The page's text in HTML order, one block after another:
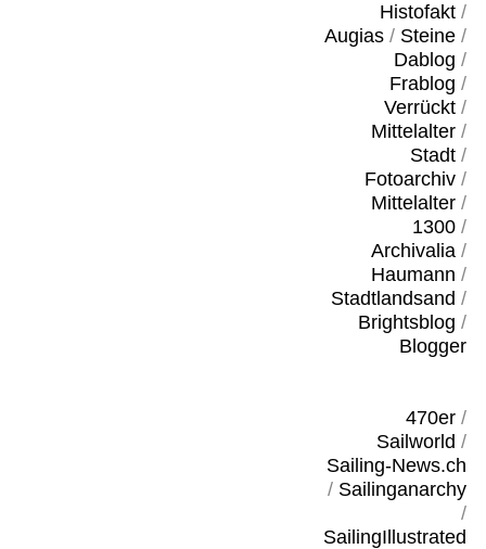
Histofakt/
Augias/ Steine/
Dablog /
Frablog /
Verrückt/
Mittelalter/
Stadt/
Fotoarchiv/
Mittelalter/
1300/
Archivalia/
Haumann /
Stadtlandsand /
Brightsblog /
Blogger
470er/
Sailworld /
Sailing-News.ch
/ Sailinganarchy
/
SailingIllustrated